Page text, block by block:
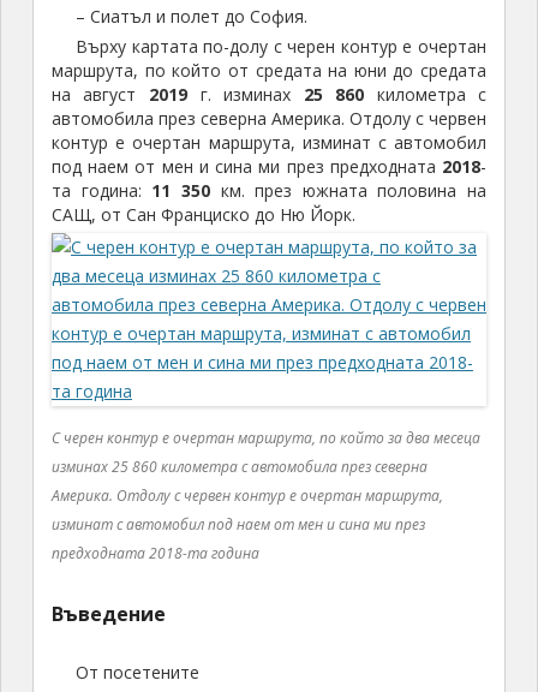
– Сиатъл и полет до София.
Върху картата по-долу с черен контур е очертан
маршрута, по който от средата на юни до средата
на август 2019 г. изминах 25 860 километра с
автомобила през северна Америка. Отдолу с червен
контур е очертан маршрута, изминат с автомобил
под наем от мен и сина ми през предходната 2018-
та година: 11 350км. през южната половина на
САЩ, от Сан Франциско до Ню Йорк.
С черен контур е очертан маршрута, по който за два месеца
изминах 25 860 километра с автомобила през северна
Америка. Отдолу с червен контур е очертан маршрута,
изминат с автомобил под наем от мен и сина ми през
предходната 2018-та година
Въведение
От посетените